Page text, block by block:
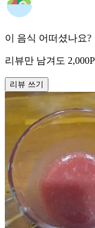
이 음식 어떠셨나요?
리뷰만 남겨도 2,000P
리뷰 쓰기